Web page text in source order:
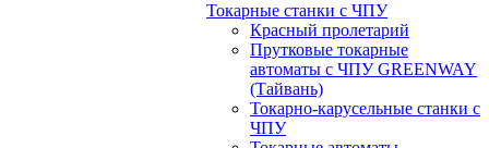
Токарные станки с ЧПУ
Красный пролетарий
Прутковые токарные
автоматы с ЧПУ GREENWAY
(Тайвань)
Токарно-карусельные станки с
ЧПУ